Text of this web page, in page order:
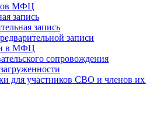
МФЦ
запись
запись
записи
в МФЦ
сопровождения
для участников СВО и членов их